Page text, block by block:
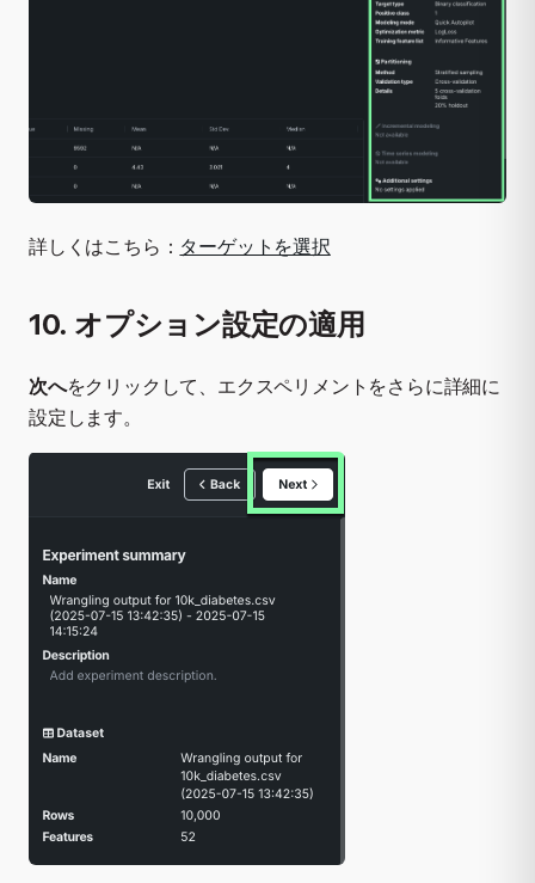
詳しくはこちら： ターゲットを選択
10. オプション設定の適用
次へをクリックして、エクスペリメントをさらに詳細に
設定します。